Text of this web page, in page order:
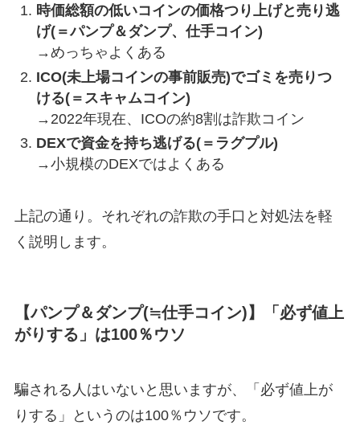
時価総額の低いコインの価格つり上げと売り逃
げ(＝パンプ＆ダンプ、仕手コイン)
→めっちゃよくある
ICO(未上場コインの事前販売)でゴミを売りつ
ける(＝スキャムコイン)
→2022年現在、ICOの約8割は詐欺コイン
DEXで資金を持ち逃げる(＝ラグプル)
→小規模のDEXではよくある
上記の通り。それぞれの詐欺の手口と対処法を軽
く説明します。
【パンプ＆ダンプ(≒仕手コイン)】「必ず値上
がりする」は100％ウソ
騙される人はいないと思いますが、「必ず値上が
りする」というのは100％ウソです。